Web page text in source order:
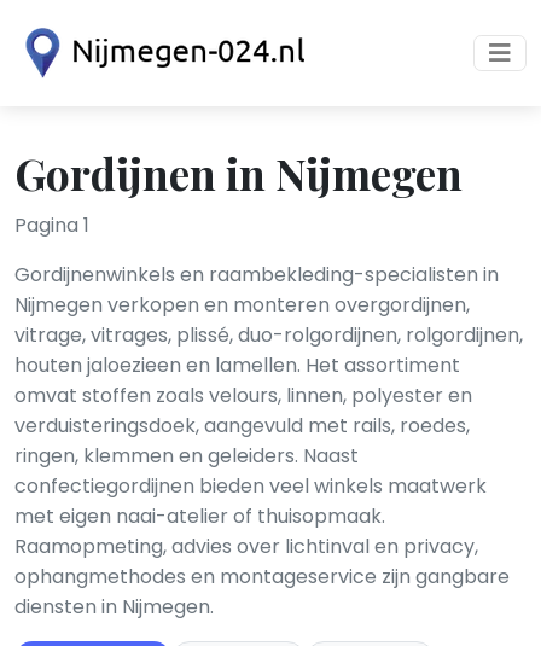
Gordijnen in Nijmegen
Pagina 1
Gordijnenwinkels en raambekleding-specialisten in
Nijmegen verkopen en monteren overgordijnen,
vitrage, vitrages, plissé, duo-rolgordijnen, rolgordijnen,
houten jaloezieen en lamellen. Het assortiment
omvat stoffen zoals velours, linnen, polyester en
verduisteringsdoek, aangevuld met rails, roedes,
ringen, klemmen en geleiders. Naast
confectiegordijnen bieden veel winkels maatwerk
met eigen naai-atelier of thuisopmaak.
Raamopmeting, advies over lichtinval en privacy,
ophangmethodes en montageservice zijn gangbare
diensten in Nijmegen.